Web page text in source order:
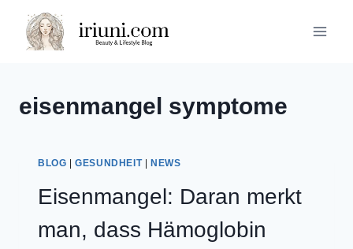
Inhalt
springen
eisenmangel symptome
BLOG |GESUNDHEIT| NEWS
Eisenmangel: Daran merkt
man, dass Hämoglobin